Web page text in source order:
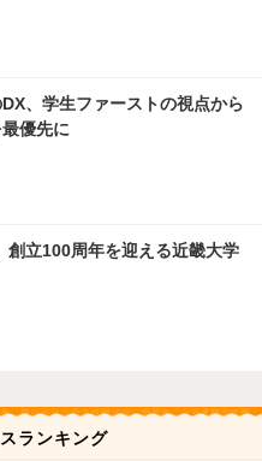
、学生ファーストの視点から
優先に
創立100周年を迎える近畿大学
ランキング